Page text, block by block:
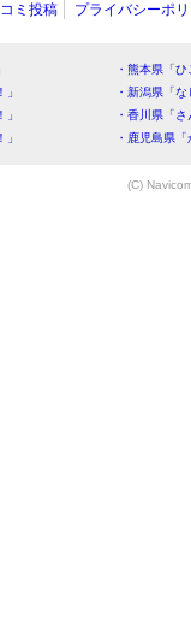
ミ投稿 プライバシーポ
・熊本県「
・新潟県「
・香川県「
・鹿児島県
(C)